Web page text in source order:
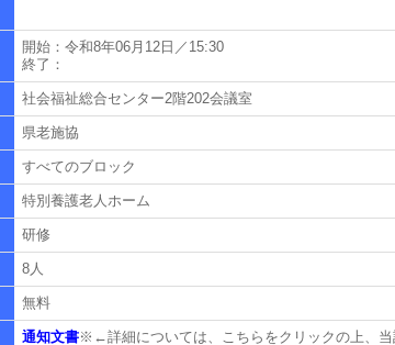
開始：令和8年06月12日／15:30
終了：
社会福祉総合センター2階202会議室
県老施協
すべてのブロック
特別養護老人ホーム
研修
8人
無料
通知文書※←詳細については、こちらをクリックの上、当